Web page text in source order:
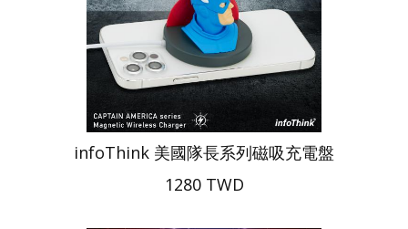
infoThink 美國隊長系列磁吸充電盤
1280 TWD